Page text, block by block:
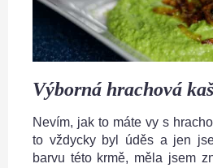
Výborná hrachová
Nevím, jak to máte vy s
to vždycky byl úděs a jen
barvu této krmě, měla jsem